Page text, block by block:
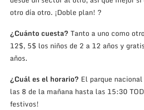
otro día otro. ¡Doble plan! ?
¿Cuánto cuesta? Tanto a uno como
12$, 5$ los niños de 2 a 12 años y
años.
¿Cuál es el horario? El parque
las 8 de la mañana hasta las 15:30
festivos!